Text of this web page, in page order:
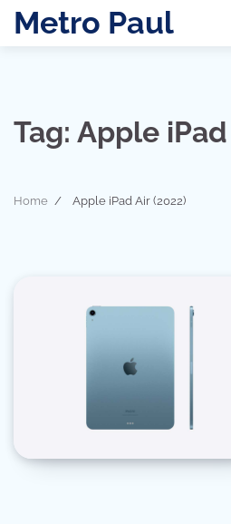
SkipMetro Paul
Tag: Apple
Home Apple iPad Air (2022)